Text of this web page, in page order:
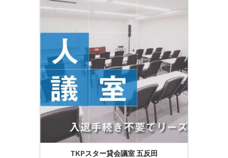
TKPスター貸会議室 五反田